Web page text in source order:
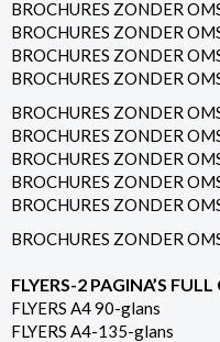
BROCHURES ZONDER
BROCHURES ZONDER
BROCHURES ZONDER
BROCHURES ZONDER
BROCHURES ZONDER
BROCHURES ZONDER
BROCHURES ZONDER
BROCHURES ZONDER
BROCHURES ZONDER
BROCHURES ZONDER
FLYERS-2 PAGINA’S
FLYERS A4 90-glans
FLYERS A4-135-glans